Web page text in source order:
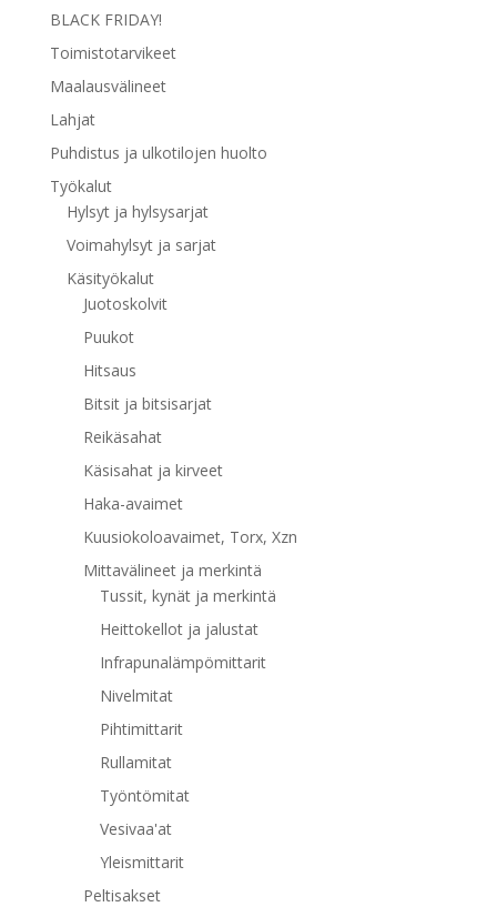
BLACK FRIDAY!
Toimistotarvikeet
Maalausvälineet
Lahjat
Puhdistus ja ulkotilojen huolto
Työkalut
Hylsyt ja hylsysarjat
Voimahylsyt ja sarjat
Käsityökalut
Juotoskolvit
Puukot
Hitsaus
Bitsit ja bitsisarjat
Reikäsahat
Käsisahat ja kirveet
Haka-avaimet
Kuusiokoloavaimet, Torx, Xzn
Mittavälineet ja merkintä
Tussit, kynät ja merkintä
Heittokellot ja jalustat
Infrapunalämpömittarit
Nivelmitat
Pihtimittarit
Rullamitat
Työntömitat
Vesivaa'at
Yleismittarit
Peltisakset